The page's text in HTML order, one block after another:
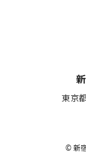
東京
© 新